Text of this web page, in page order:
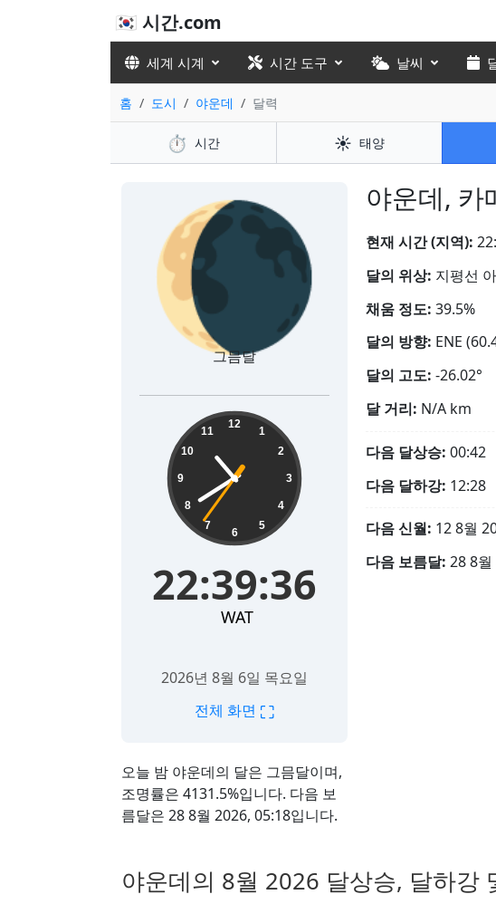
🇰🇷 시간.com
세계 시계 시간 도구 날씨
홈 도시 야운데 달력
⏱️ 시간 ☀️ 태양
야운데, 카
오늘 밤 야운데의 달은 그믐달이며,
조명률은 4131.5%입니다. 다음 보
름달은 28 8월 2026, 05:18입니다.
🌘
그믐달
22:39:38 12
1
2
3
4
5
6
7
8
9
10
11
22:39:38
WAT
2026년 8월 6일 목요일
전체 화면 ⛶
현재 시간 (지역):
달의 위상: 지평선
채움 정도: 39.5%
달의 방향: ENE
달의 고도: -26.02°
달 거리: N/A km
다음 달상승: 00:42
다음 달하강: 12:28
다음 신월: 12 8월
다음 보름달: 28 8
야운데의 8월 2026 달상승, 달하강